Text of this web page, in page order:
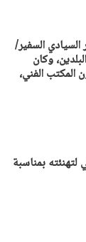
السفير/
وكان
المكتب الفني،
بمناسبة